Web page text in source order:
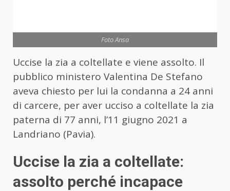
Foto Ansa
Uccise la zia a coltellate e viene assolto. Il
pubblico ministero Valentina De Stefano
aveva chiesto per lui la condanna a 24 anni
di carcere, per aver ucciso a coltellate la zia
paterna di 77 anni, l’11 giugno 2021 a
Landriano (Pavia).
Uccise la zia a coltellate:
assolto perché incapace